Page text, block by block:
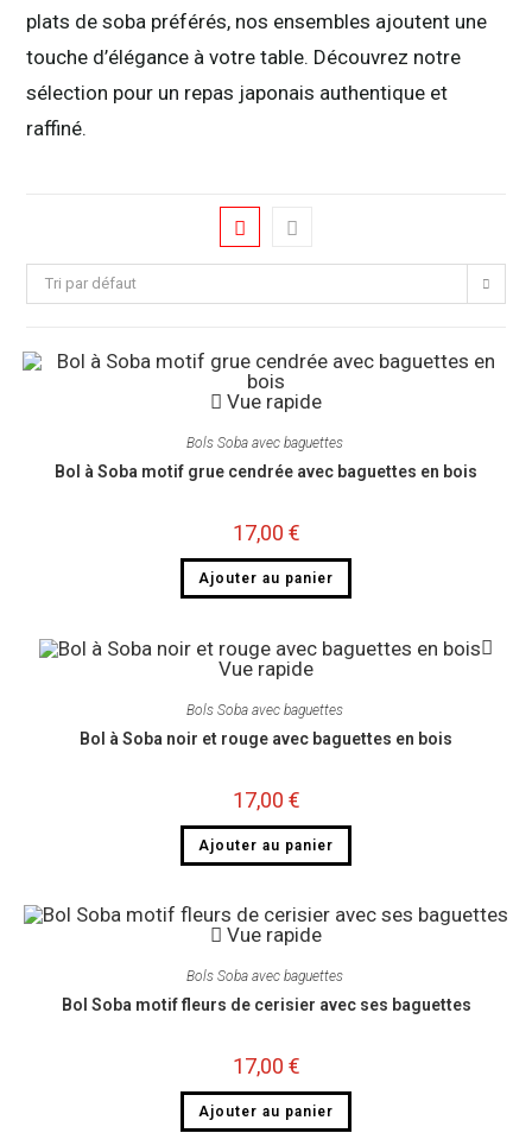
plats de soba préférés, nos ensembles ajoutent une
touche d’élégance à votre table. Découvrez notre
sélection pour un repas japonais authentique et
raffiné.
Tri par défaut
Vue rapide
Bols Soba avec baguettes ​
Bol à Soba motif grue cendrée avec baguettes en bois
17,00 €
Ajouter au panier
Vue rapide
Bols Soba avec baguettes ​
Bol à Soba noir et rouge avec baguettes en bois
17,00 €
Ajouter au panier
Vue rapide
Bols Soba avec baguettes ​
Bol Soba motif fleurs de cerisier avec ses baguettes
17,00 €
Ajouter au panier